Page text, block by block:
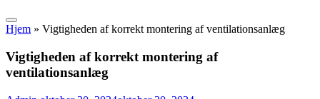
Hjem » Vigtigheden af korrekt montering af ventilationsanlæg
Vigtigheden af korrekt montering af
ventilationsanlæg